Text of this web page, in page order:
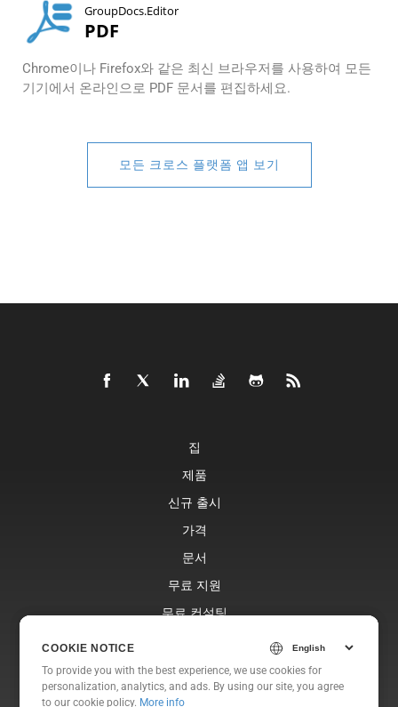
GroupDocs.Editor
PDF
Chrome이나 Firefox와 같은 최신 브라우저를 사용하여 모든
기기에서 온라인으로 PDF 문서를 편집하세요.
모든 크로스 플랫폼 앱 보기
COOKIE NOTICE
To provide you with the best experience, we use cookies for
personalization, analytics, and ads. By using our site, you agree
toour cookie policy.
집
제품
신규 출시
가격
문서
무료 지원
무료 컨설팅
웹사이트
에 대한
COOKIE NOTICE
To provide you with the best experience, we use cookies for
personalization, analytics, and ads. By using our site, you agree
to our cookie policy. More info